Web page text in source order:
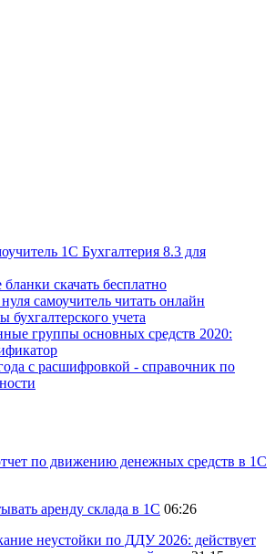
1С Бухгалтерия 8.3 для
бланки скачать бесплатно
самоучитель читать онлайн
учета
группы основных средств 2020:
с расшифровкой - справочник по
по движению денежных средств в 1С
аренду склада в 1С 06:26
неустойки по ДДУ 2026: действует